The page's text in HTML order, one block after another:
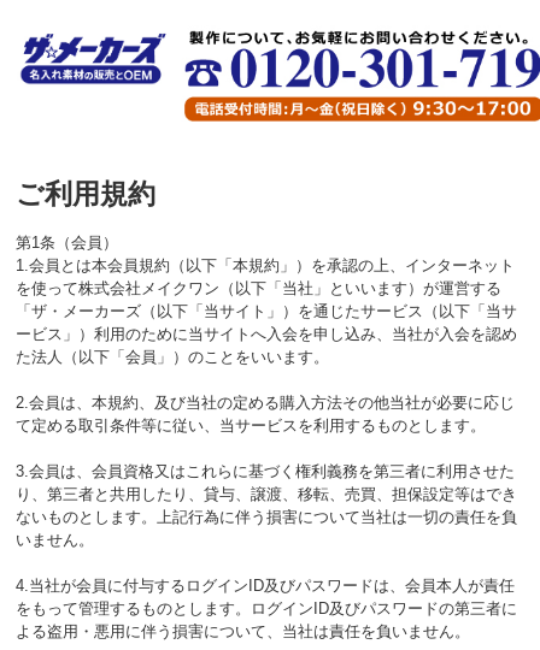
ご利用規約
第1条（会員）
1.会員とは本会員規約（以下「本規約」）を承認の上、インターネット
を使って株式会社メイクワン（以下「当社」といいます）が運営する
「ザ・メーカーズ（以下「当サイト」）を通じたサービス（以下「当サ
ービス」）利用のために当サイトへ入会を申し込み、当社が入会を認め
た法人（以下「会員」）のことをいいます。
2.会員は、本規約、及び当社の定める購入方法その他当社が必要に応じ
て定める取引条件等に従い、当サービスを利用するものとします。
3.会員は、会員資格又はこれらに基づく権利義務を第三者に利用させた
り、第三者と共用したり、貸与、譲渡、移転、売買、担保設定等はでき
ないものとします。上記行為に伴う損害について当社は一切の責任を負
いません。
4.当社が会員に付与するログインID及びパスワードは、会員本人が責任
をもって管理するものとします。ログインID及びパスワードの第三者に
よる盗用・悪用に伴う損害について、当社は責任を負いません。